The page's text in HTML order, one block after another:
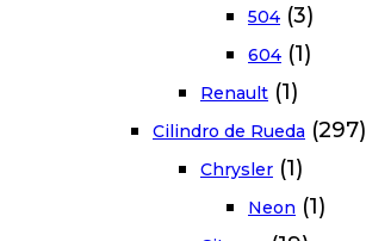
504 (3)
604 (1)
Renault (1)
Cilindro de Rueda (297)
Chrysler (1)
Neon (1)